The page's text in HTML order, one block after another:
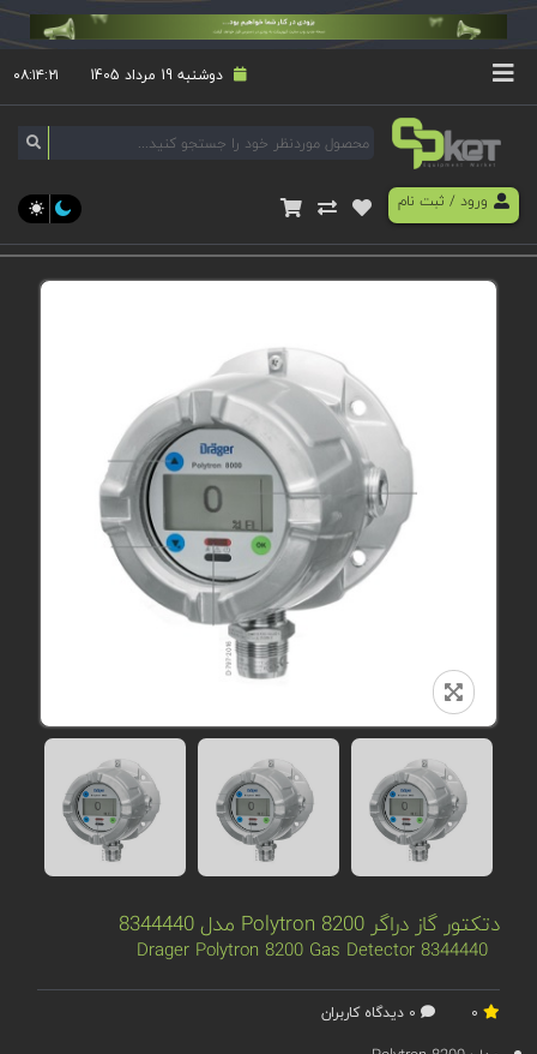
دوشنبه 19 مرداد 1405 ۰۸:۱۴:۲۲
ورود/ ثبت نام
دتکتور گاز دراگر Polytron 8200 مدل 8344440
8344440 Drager Polytron 8200 Gas Detector